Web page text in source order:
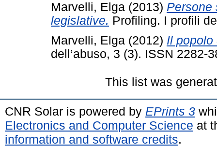
Marvelli, Elga (2013) Persone
legislative. Profiling. I profili
Marvelli, Elga (2012) Il popolo
dell’abuso, 3 (3). ISSN 2282-
This list was
CNR Solar is powered by EPrints 3
Electronics and Computer Science at
information and software credits.